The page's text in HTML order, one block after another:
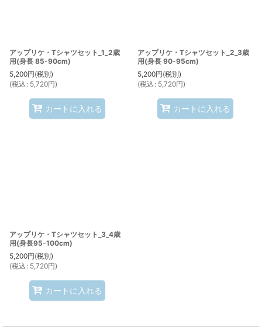
アップリケ・Tシャツセット_1_2歳
用(身長 85-90cm)
5,200円(税別)
(税込 : 5,720円)
カートに入れる
アップリケ・Tシャツセット_2_3歳
用(身長 90-95cm)
5,200円(税別)
(税込 : 5,720円)
カートに入れる
アップリケ・Tシャツセット_3_4歳
用(身長95-100cm)
5,200円(税別)
(税込 : 5,720円)
カートに入れる